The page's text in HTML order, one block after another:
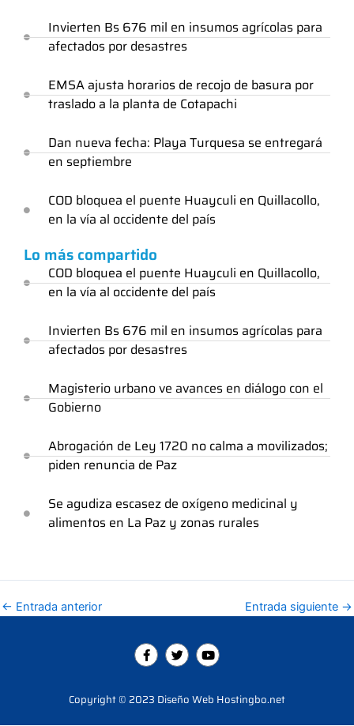
Invierten Bs 676 mil en insumos agrícolas para
afectados por desastres
EMSA ajusta horarios de recojo de basura por
traslado a la planta de Cotapachi
Dan nueva fecha: Playa Turquesa se entregará
en septiembre
COD bloquea el puente Huayculi en Quillacollo,
en la vía al occidente del país
Lo más compartido
COD bloquea el puente Huayculi en Quillacollo,
en la vía al occidente del país
Invierten Bs 676 mil en insumos agrícolas para
afectados por desastres
Magisterio urbano ve avances en diálogo con el
Gobierno
Abrogación de Ley 1720 no calma a movilizados;
piden renuncia de Paz
Se agudiza escasez de oxígeno medicinal y
alimentos en La Paz y zonas rurales
← Entrada anterior Entrada siguiente →
F
a
b
o
T
w
t
e
Y
o
u
b
Copyright © 2023 Diseño Web Hostingbo.net